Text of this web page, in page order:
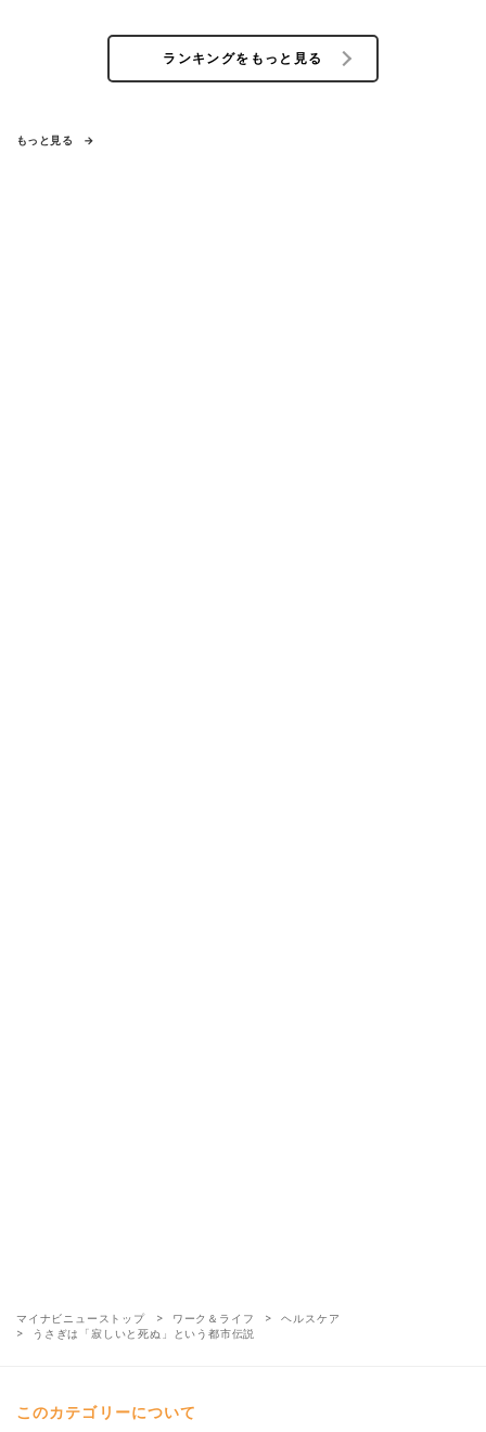
ランキングをもっと見る
もっと見る
マイナビニューストップ ワーク＆ライフ
ヘルスケア
うさぎは「寂しいと死ぬ」という都市伝説
このカテゴリーについて